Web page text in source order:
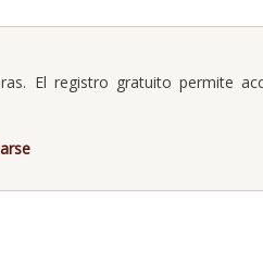
El registro gratuito permite